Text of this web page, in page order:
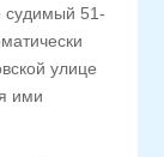
судимый 51-
улице
ими